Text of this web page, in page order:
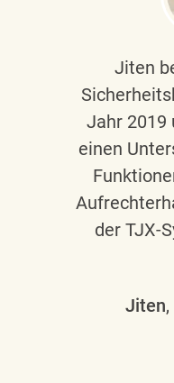
Jiten
Jahr 2019
einen
der TJX-
Jiten